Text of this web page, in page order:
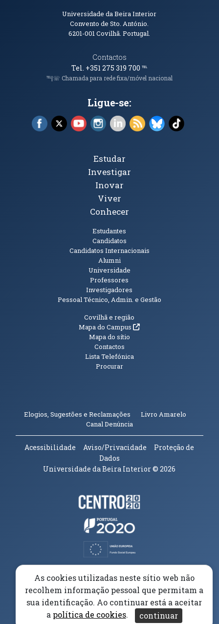
Informações de Contacto
Universidade da Beira Interior
Convento de Sto. António.
6201-001Covilhã. Portugal.
Contactos
Tel. +351 275 319 700℡
℡|☏ Chamada para rede fixa/móvel nacional
Ligue-se:
Facebook (abre em nova janela)
X (abre em nova janela)
YouTube (abre em nova janela)
Instagram (abre em nova janela)
LinkedIn (abre em nova
RSS (abre em nova
Bluesky (abre
TikTok
Tópicos Principais
Estudar
Investigar
Inovar
Viver
Conhecer
Estudantes
Candidatos
Candidatos Internacionais
Alumni
Universidade
Professores
Investigadores
Pessoal Técnico, Admin. e Gestão
Informações Adicionais
Covilhã e região
Mapa do Campus(abre em nova janela)
Mapa do sítio
Contactos
Lista Telefónica
Procurar
Elogios, Sugestões e Reclamações Livro Amarelo
Canal Denúncia(abre em nova janela)
Acessibilidade Aviso/Privacidade
Proteção de
Dados
Universidade da Beira Interior© 2026
Parceiros e Financiadores
(abre em nova janela)
(abre em nova janela)
As cookies utilizadas neste sítio web não
recolhem informação pessoal que permitam a
sua identificação. Ao continuar está a aceitar
a política de cookies. continuar